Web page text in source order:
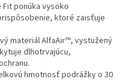
Fit ponúka vysoko
ktoré zaisťuje
materiál AlfaAir™, vystužený
dlhotrvajúcu,
hmotnosť podrážky o 30